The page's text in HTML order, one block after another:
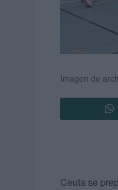
Imagen de
Ceuta se